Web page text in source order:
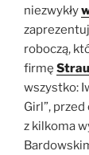
niezwykły
roboczą,
firmę
wszystko:
Girl”,
z kilkoma